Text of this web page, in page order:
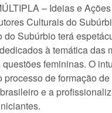
– Ideias e
Culturais do
do Subúrbio terá
à temática das
femininas. O
processo de formação
e a